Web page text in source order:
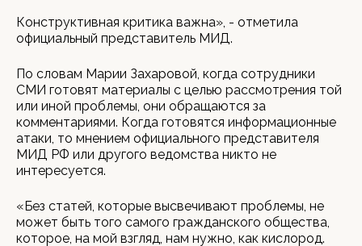
Конструктивная критика важна», - отметила
официальный представитель МИД.
По словам Марии Захаровой, когда сотрудники
СМИ готовят материалы с целью рассмотрения той
или иной проблемы, они обращаются за
комментариями. Когда готовятся информационные
атаки, то мнением официального представителя
МИД РФ или другого ведомства никто не
интересуется.
«Без статей, которые высвечивают проблемы, не
может быть того самого гражданского общества,
которое, на мой взгляд, нам нужно, как кислород.